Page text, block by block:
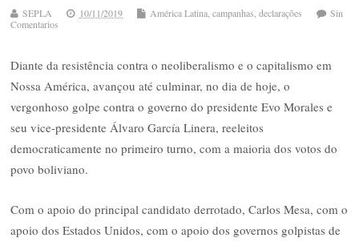
SEPLA 10/11/2019 América Latina,campanhas,declarações
Sin
Comentarios
Diante da resistência contra o neoliberalismo e o capitalismo em
Nossa América, avançou até culminar, no dia de hoje, o
vergonhoso golpe contra o governo do presidente Evo Morales e
seu vice-presidente Álvaro García Linera, reeleitos
democraticamente no primeiro turno, com a maioria dos votos do
povo boliviano.
Com o apoio do principal candidato derrotado, Carlos Mesa, com o
apoio dos Estados Unidos, com o apoio dos governos golpistas de